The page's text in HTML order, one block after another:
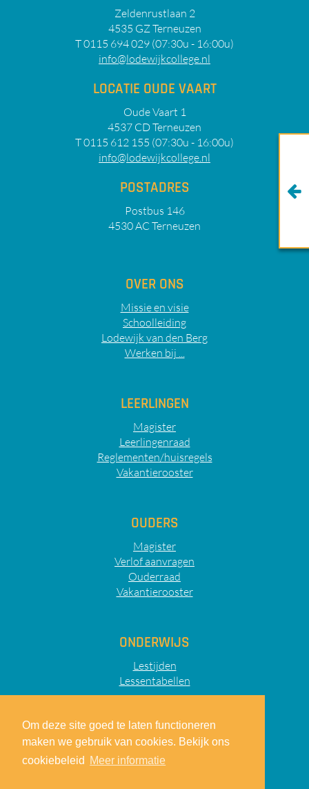
Om deze site goed te laten functioneren
maken we gebruik van cookies. Bekijk ons
cookiebeleid
Meer informatie
Zeldenrustlaan 2
4535 GZ Terneuzen
T 0115 694 029 (07:30u - 16:00u)
info@lodewijkcollege.nl
LOCATIE OUDE VAART
Oude Vaart 1
4537 CD Terneuzen
T 0115 612 155 (07:30u - 16:00u)
info@lodewijkcollege.nl
POSTADRES
Postbus 146
4530 AC Terneuzen
OVER ONS
Missie en visie
Schoolleiding
Lodewijk van den Berg
Werken bij ...
LEERLINGEN
Magister
Leerlingenraad
Reglementen/huisregels
Vakantierooster
OUDERS
Magister
Verlof aanvragen
Ouderraad
Vakantierooster
ONDERWIJS
Lestijden
Lessentabellen
Sitemap Privacy